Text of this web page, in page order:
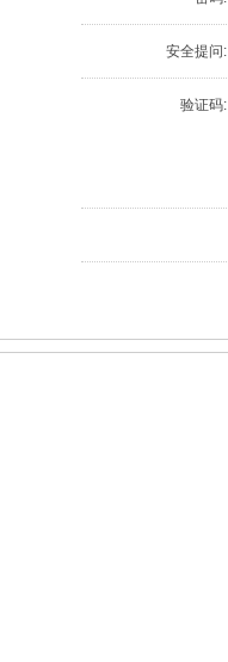
安全提问:
验证码: